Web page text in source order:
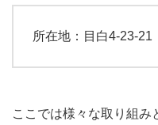
所在地：目白4-23-21
ここでは様々な取り組み